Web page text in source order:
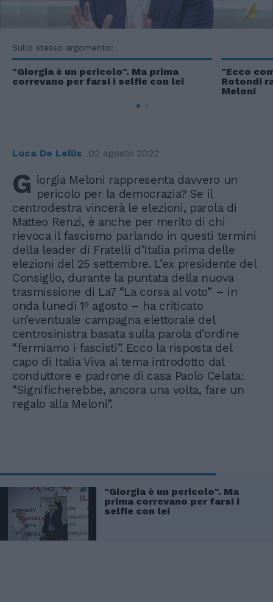
Sullo stesso argomento:
"Giorgia è un pericolo". Ma prima
correvano per farsi i selfie con lei
"Ecco
Rotondi
Meloni
Luca De Lellis 02 agosto 2022
G iorgia Meloni rappresenta davvero un
pericolo per la democrazia? Se il
centrodestra vincerà le elezioni, parola di
Matteo Renzi, è anche per merito di chi
rievoca il fascismo parlando in questi termini
della leader di Fratelli d’Italia prima delle
elezioni del 25 settembre. L’ex presidente del
Consiglio, durante la puntata della nuova
trasmissione di La7 “La corsa al voto” – in
onda lunedì 1º agosto – ha criticato
un’eventuale campagna elettorale del
centrosinistra basata sulla parola d’ordine
“fermiamo i fascisti”. Ecco la risposta del
capo di Italia Viva al tema introdotto dal
conduttore e padrone di casa Paolo Celata:
“Significherebbe, ancora una volta, fare un
regalo alla Meloni”.
"Giorgia è un pericolo". Ma
prima correvano per farsi i
selfie con lei